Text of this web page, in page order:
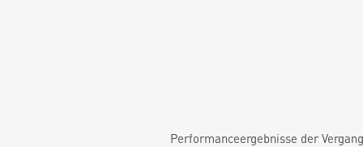
Performanceergebnisse der